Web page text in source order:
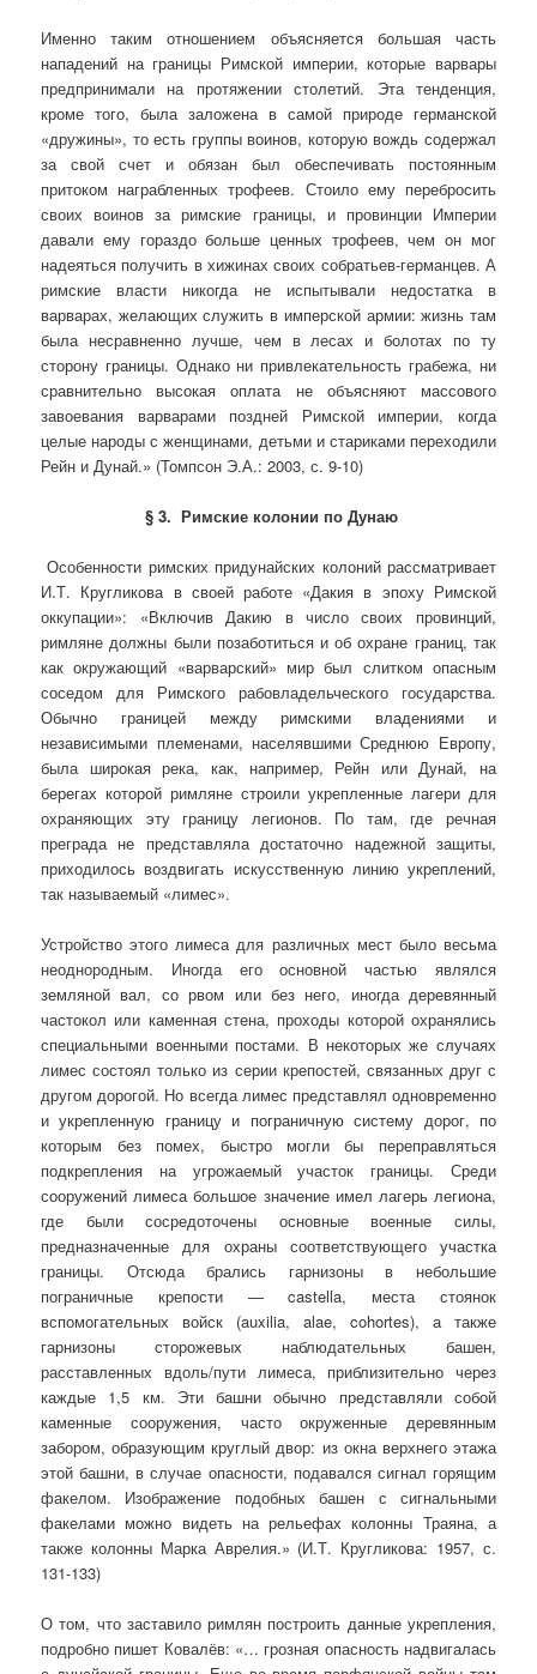
Именно таким отношением объясняется большая часть
нападений на границы Римской империи, которые варвары
предпринимали на протяже­нии столетий. Эта тенденция,
кроме того, была заложена в самой природе германской
«дружины», то есть группы воинов, которую вождь содержал
за свой счет и обязан был обеспечивать постоянным
притоком награблен­ных трофеев. Стоило ему перебросить
своих воинов за римские границы, и провинции Империи
давали ему гораздо больше ценных трофеев, чем он мог
надеяться получить в хижинах своих собратьев-германцев. А
рим­ские власти никогда не испытывали недостатка в
варварах, желающих служить в имперской армии: жизнь там
была несравненно лучше, чем в лесах и болотах по ту
сторону границы. Однако ни привлекательность грабежа, ни
сравнительно высокая оплата не объясняют массового
завое­вания варварами поздней Римской империи, когда
целые народы с жен­щинами, детьми и стариками переходили
Рейн и Дунай.» (Томпсон Э.А.: 2003, с. 9-10)
§ 3. Римские колонии по Дунаю
Особенности римских придунайских колоний рассматривает
И.Т. Кругликова в своей работе «Дакия в эпоху Римской
оккупации»: «Включив Дакию в число своих провинций,
римляне должны были позаботиться и об охране границ, так
как окружающий «варварский» мир был слитком опасным
соседом для Римского рабовладельческого государства.
Обычно границей между римскими владениями и
независимыми племенами, населявшими Среднюю Европу,
была широкая река, как, например, Рейн или Дунай, на
берегах которой римляне строили укрепленные лагери для
охраняющих эту границу легионов. По там, где речная
преграда не представляла достаточно надежной защиты,
приходилось воздвигать искусственную линию укреплений,
так называемый «лимес».
Устройство этого лимеса для различных мест было весьма
неоднородным. Иногда его основной частью являлся
земляной вал, со рвом или без него, иногда деревянный
частокол или каменная стена, проходы которой охранялись
специальными военными постами. В некоторых же случаях
лимес состоял только из серии крепостей, связанных друг с
другом дорогой. Но всегда лимес представлял одновременно
и укрепленную границу и пограничную систему дорог, по
которым без помех, быстро могли бы переправляться
подкрепления на угрожаемый участок границы. Среди
сооружений лимеса большое значение имел лагерь легиона,
где были сосредоточены основные военные силы,
предназначенные для охраны соответствующего участка
границы. Отсюда брались гарнизоны в небольшие
пограничные крепости — castella, места стоянок
вспомогательных войск (auxilia, alae, cohortes), а также
гарнизоны сторожевых наблюдательных башен,
расставленных вдоль/пути лимеса, приблизительно через
каждые 1,5 км. Эти башни обычно представляли собой
каменные сооружения, часто окруженные деревянным
забором, образующим круглый двор: из окна верхнего этажа
этой башни, в случае опасности, подавался сигнал горящим
факелом. Изображение подобных башен с сигнальными
факелами можно видеть на рельефах колонны Траяна, а
также колонны Марка Аврелия.» (И.Т. Кругликова: 1957, с.
131-133)
О том, что заставило римлян построить данные укрепления,
подробно пишет Ковалёв: «… грозная опасность надвигалась